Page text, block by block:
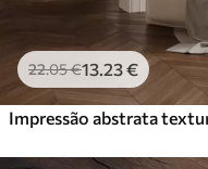
22.05€13 .23€